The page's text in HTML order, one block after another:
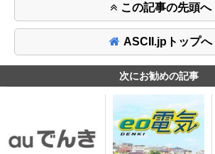
この記事の先頭へ
ASCII.jpトップへ
次にお勧めの記事